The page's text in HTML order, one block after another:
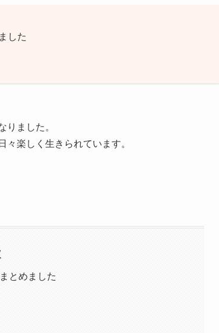
した
りました。
楽しく生きられています。
とめました